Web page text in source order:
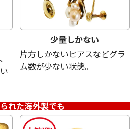
24金 (K24) ネック
13.5g
少量しかない
片方しかないピアスなどグラ
ム数が少ない状態。
れた海外製でも